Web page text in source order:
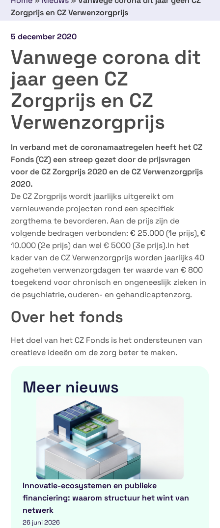
Zorgprijs en CZ Verwenzorgprijs
5 december 2020
Vanwege corona dit
jaar geen CZ
Zorgprijs en CZ
Verwenzorgprijs
In verband met de coronamaatregelen heeft het CZ
Fonds (CZ) een streep gezet door de prijsvragen
voor de CZ Zorgprijs 2020 en de CZ Verwenzorgprijs
2020.
De CZ Zorgprijs wordt jaarlijks uitgereikt om
vernieuwende projecten rond een specifiek
zorgthema te bevorderen. Aan de prijs zijn de
volgende bedragen verbonden: € 25.000 (1e prijs), €
10.000 (2e prijs) dan wel € 5000 (3e prijs).In het
kader van de CZ Verwenzorgprijs worden jaarlijks 40
zogeheten verwenzorgdagen ter waarde van € 800
toegekend voor chronisch en ongeneeslijk zieken in
de psychiatrie, ouderen- en gehandicaptenzorg.
Over het fonds
Het doel van het CZ Fonds is het ondersteunen van
creatieve ideeën om de zorg beter te maken.
Meer nieuws
Innovatie-ecosystemen en publieke
financiering: waarom structuur het wint van
netwerk
26 juni 2026